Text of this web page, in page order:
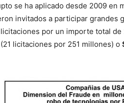
se ha aplicado desde 2009 en
invitados a participar grandes
licitaciones por un importe total
(21 licitaciones por 251 millones) o